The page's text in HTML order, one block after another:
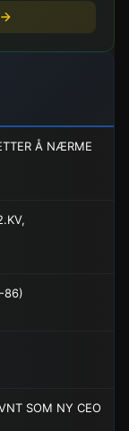
Å NÆRME
86)
SOM NY CEO